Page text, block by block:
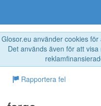
Glosor.eu använder cookies
Det används även för att
Rapportera fel